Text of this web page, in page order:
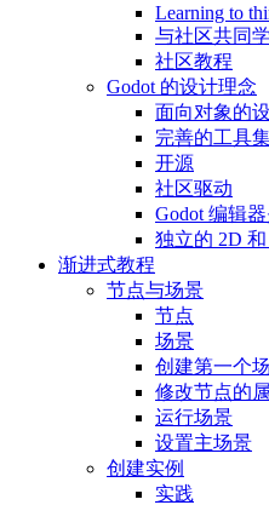
Learning to
与社区共同
社区教程
Godot 的设计理念
面向对象的
完善的工具
开源
社区驱动
Godot 编辑
独立的 2D
渐进式教程
节点与场景
节点
场景
创建第一个
修改节点的
运行场景
设置主场景
创建实例
实践